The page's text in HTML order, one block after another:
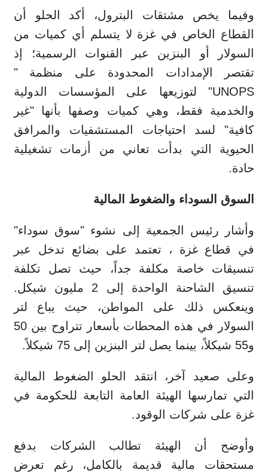
وفيما يخص مشتقات البترول، أكد الحلو أن
القطاع الخاص في غزة لا يتسلم أي كميات من
السولار أو البنزين عبر القنوات الرسمية؛ إذ
تقتصر الإمدادات المحدودة على منظمة "
UNOPS" لتوزيعها على المؤسسات الدولية
والخدمية فقط، وهي كميات وصفها بأنها "غير
كافية" لسد احتياجات المستشفيات والمرافق
الحيوية التي بدأت تعاني من أزمات تشغيلية
حادة.
السوق السوداء والضغوط المالية
وأشار رئيس الجمعية إلى نشوء "سوق سوداء"
في قطاع غزة ، تعتمد على بضائع تدخل عبر
تنسيقات خاصة مكلفة جداً، حيث تصل تكلفة
تنسيق الشاحنة الواحدة إلى 2 مليون شيكل.
وينعكس ذلك على المواطن، حيث يباع لتر
السولار في هذه المحطات بأسعار تتراوح بين 50
و55 شيكلاً، بينما يصل لتر البنزين إلى 75 شيكلاً.
وعلى صعيد آخر، انتقد الحلو الضغوط المالية
التي تمارسها الهيئة العامة التابعة للحكومة في
غزة على شركات الوقود.
وأوضح أن الهيئة تطالب الشركات بدفع
مستحقات مالية قديمة بالكامل، رغم تعرض